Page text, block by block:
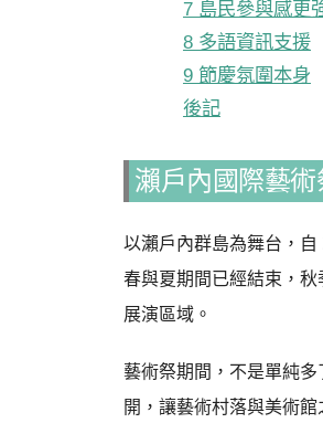
7 島民參與感更
8 多語資訊支援
9 節慶氛圍本身
後記
瀨戶內國際藝術
以瀨戶內群島為舞台，
春與夏期間已經結束，
展演區域。
藝術祭期間，不是單純
開，讓藝術村落與美術